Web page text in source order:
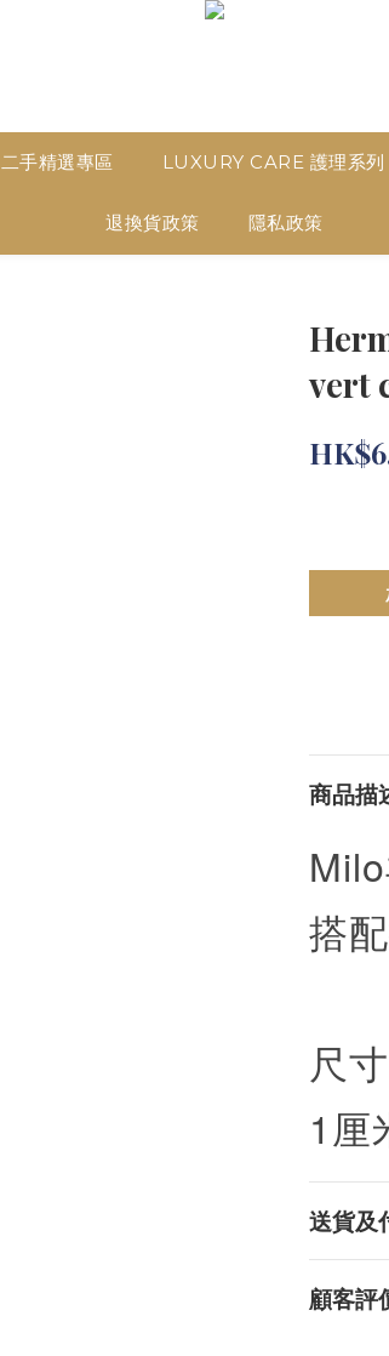
二手精選專區 LUXURY CARE 護理系列
退換貨政策 隱私政策
vert
商品描
搭
尺
1厘
送貨及
顧客評